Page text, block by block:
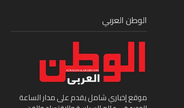
الوطن العربي
موقع إخباري شامل يقدم على مدار الساعة